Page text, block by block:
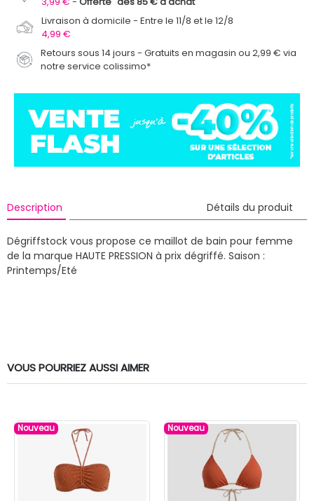
Livraison à domicile
Entre le 11/8 et le 12/8
4,99 €
Retours sous 14 jours - Gratuits en magasin ou 2,99 € via
notre service colissimo*
Description Détails du produit
Dégriffstock vous propose ce maillot de bain pour femme
de la marque HAUTE PRESSION à prix dégriffé. Saison :
Printemps/Eté
VOUS POURRIEZ AUSSI AIMER
Nouveau Nouveau